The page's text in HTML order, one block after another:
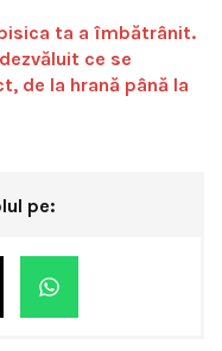
ta a îmbătrânit.
ce se
de la hrană până la
pe: